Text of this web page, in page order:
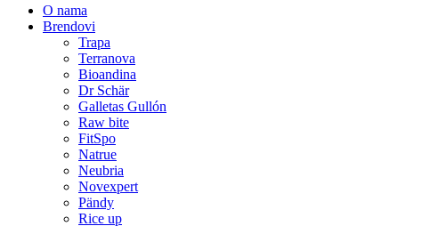
O nama
Brendovi
Trapa
Terranova
Bioandina
Dr Schär
Galletas Gullón
Raw bite
FitSpo
Natrue
Neubria
Novexpert
Pändy
Rice up